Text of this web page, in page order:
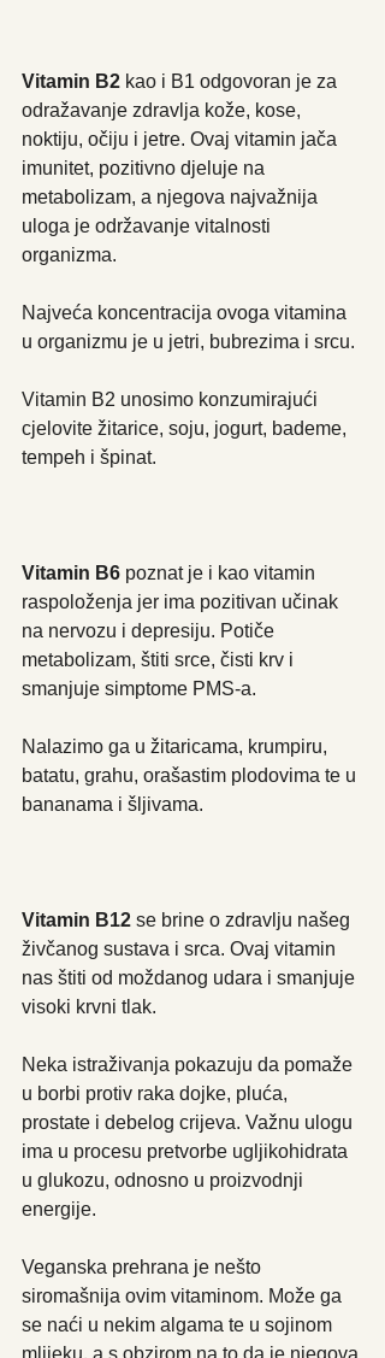
Vitamin B2 kao i B1 odgovoran je za
odražavanje zdravlja kože, kose,
noktiju, očiju i jetre. Ovaj vitamin jača
imunitet, pozitivno djeluje na
metabolizam, a njegova najvažnija
uloga je održavanje vitalnosti
organizma.
Najveća koncentracija ovoga vitamina
u organizmu je u jetri, bubrezima i srcu.
Vitamin B2 unosimo konzumirajući
cjelovite žitarice, soju, jogurt, bademe,
tempeh i špinat.
Vitamin B6 poznat je i kao vitamin
raspoloženja jer ima pozitivan učinak
na nervozu i depresiju. Potiče
metabolizam, štiti srce, čisti krv i
smanjuje simptome PMS-a.
Nalazimo ga u žitaricama, krumpiru,
batatu, grahu, orašastim plodovima te u
bananama i šljivama.
Vitamin B12 se brine o zdravlju našeg
živčanog sustava i srca. Ovaj vitamin
nas štiti od moždanog udara i smanjuje
visoki krvni tlak.
Neka istraživanja pokazuju da pomaže
u borbi protiv raka dojke, pluća,
prostate i debelog crijeva. Važnu ulogu
ima u procesu pretvorbe ugljikohidrata
u glukozu, odnosno u proizvodnji
energije.
Veganska prehrana je nešto
siromašnija ovim vitaminom. Može ga
se naći u nekim algama te u sojinom
mlijeku, a s obzirom na to da je njegova